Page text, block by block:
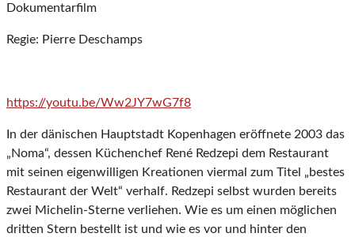
Dokumentarfilm
Regie: Pierre Deschamps
https://youtu.be/Ww2JY7wG7f8
In der dänischen Hauptstadt Kopenhagen eröffnete 2003 das
„Noma“, dessen Küchenchef René Redzepi dem Restaurant
mit seinen eigenwilligen Kreationen viermal zum Titel „bestes
Restaurant der Welt“ verhalf. Redzepi selbst wurden bereits
zwei Michelin-Sterne verliehen. Wie es um einen möglichen
dritten Stern bestellt ist und wie es vor und hinter den